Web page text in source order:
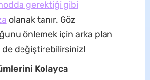
gerektiği gibi
olanak tanır. Göz
önlemek için arka plan
de değiştirebilirsiniz!
Kolayca